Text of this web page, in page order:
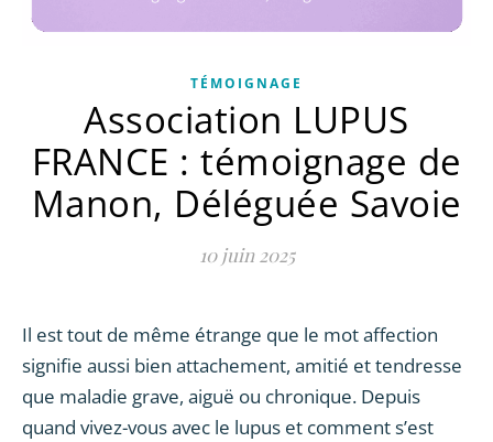
TÉMOIGNAGE
Association LUPUS
FRANCE : témoignage de
Manon, Déléguée Savoie
10 juin 2025
Il est tout de même étrange que le mot affection
signifie aussi bien attachement, amitié et tendresse
que maladie grave, aiguë ou chronique. Depuis
quand vivez-vous avec le lupus et comment s’est